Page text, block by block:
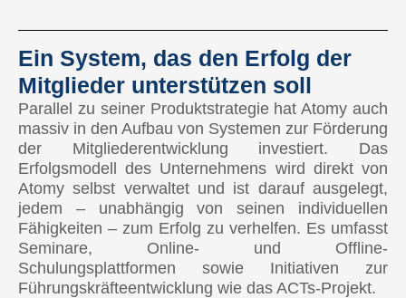
Ein System, das den Erfolg der
Mitglieder unterstützen soll
Parallel zu seiner Produktstrategie hat Atomy auch
massiv in den Aufbau von Systemen zur Förderung
der Mitgliederentwicklung investiert. Das
Erfolgsmodell des Unternehmens wird direkt von
Atomy selbst verwaltet und ist darauf ausgelegt,
jedem – unabhängig von seinen individuellen
Fähigkeiten – zum Erfolg zu verhelfen. Es umfasst
Seminare, Online- und Offline-
Schulungsplattformen sowie Initiativen zur
Führungskräfteentwicklung wie das ACTs-Projekt.